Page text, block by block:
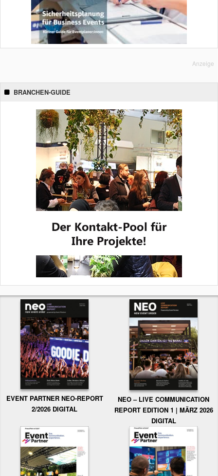
Anzeige
BRANCHEN-GUIDE
EVENT PARTNER NEO-REPORT
2/2026 DIGITAL
NEO – LIVE COMMUNICATION
REPORT EDITION 1 | MÄRZ 2026
DIGITAL